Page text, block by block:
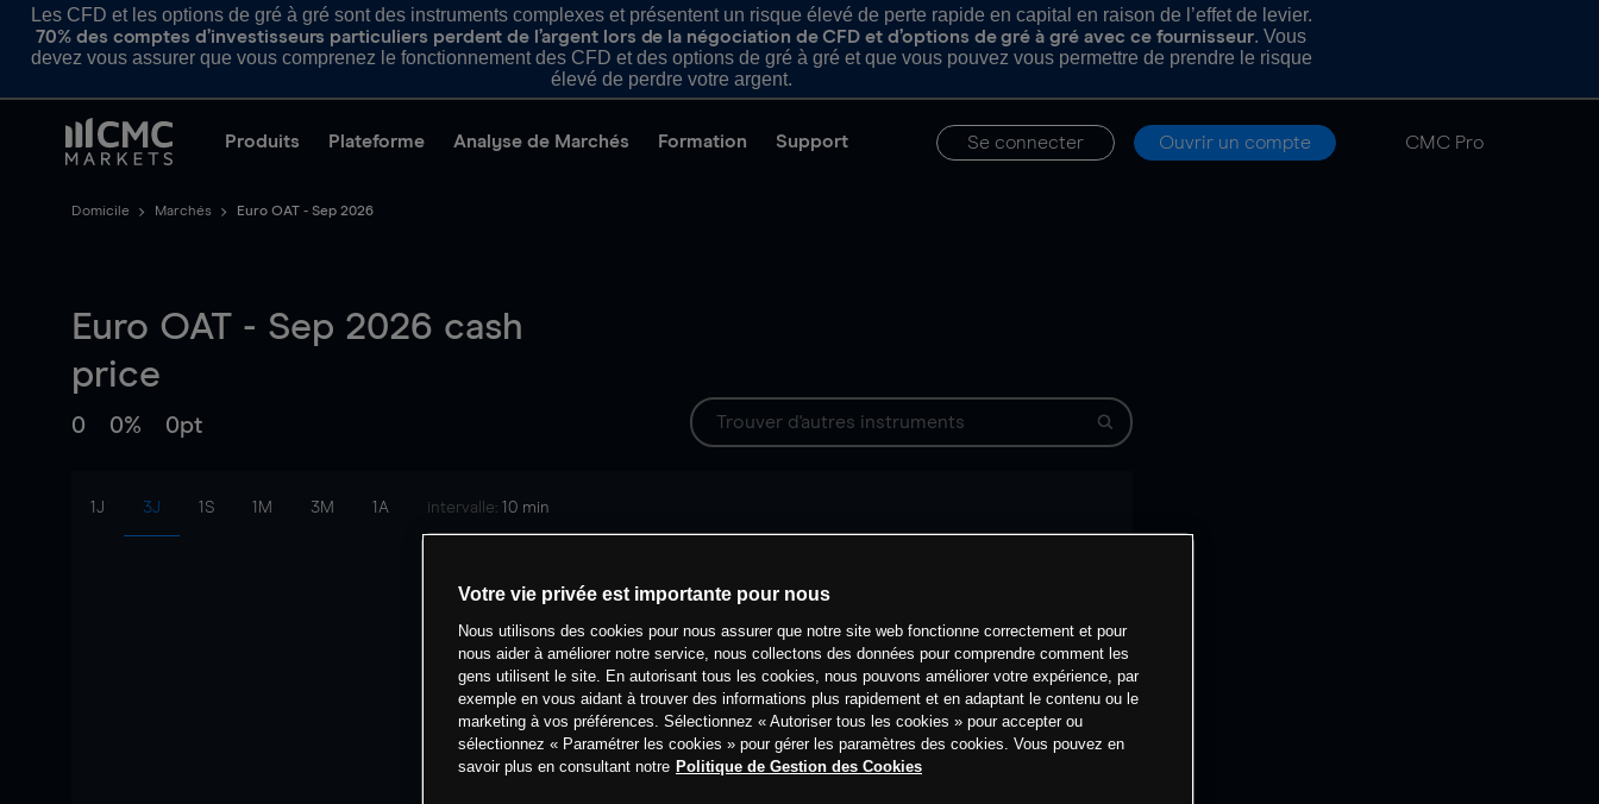
Les CFD et les options de gré à gré sont des instruments complexes et présentent un risque élevé de perte rapide en capital en raison de l’effet de levier.
70% des comptes d’investisseurs particuliers perdent de l’argent lors de la négociation de CFD et d’options de gré à gré avec ce fournisseur. Vous
devez vous assurer que vous comprenez le fonctionnement des CFD et des options de gré à gré et que vous pouvez vous permettre de prendre le risque
élevé de perdre votre argent.
Produits Plateforme Analyse de Marchés Formation Support Se connecter Ouvrir un compte CMC Pro
Domicile Marchés Euro OAT - Sep 2026
Euro OAT - Sep 2026 cash
price
0 0% 0pt
1J 3J 1S 1M 3M 1A intervalle: 10 min
Votre vie privée est importante pour nous
Nous utilisons des cookies pour nous assurer que notre site web fonctionne correctement et pour
nous aider à améliorer notre service, nous collectons des données pour comprendre comment les
gens utilisent le site. En autorisant tous les cookies, nous pouvons améliorer votre expérience, par
exemple en vous aidant à trouver des informations plus rapidement et en adaptant le contenu ou le
marketing à vos préférences. Sélectionnez « Autoriser tous les cookies » pour accepter ou
sélectionnez « Paramétrer les cookies » pour gérer les paramètres des cookies. Vous pouvez en
savoir plus en consultant notre Politique de Gestion des Cookies